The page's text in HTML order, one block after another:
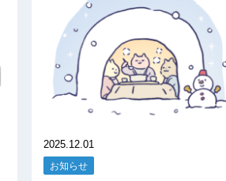
2025.12.01
お知らせ